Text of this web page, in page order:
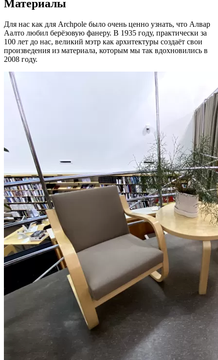
Материалы
Для нас как для Archpole было очень ценно узнать, что Алвар
Аалто любил берёзовую фанеру. В 1935 году, практически за
100 лет до нас, великий мэтр как архитектуры создаёт свои
произведения из материала, которым мы так вдохновились в
2008 году.